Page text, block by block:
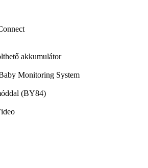
akkumulátor
Monitoring System
(BY84)